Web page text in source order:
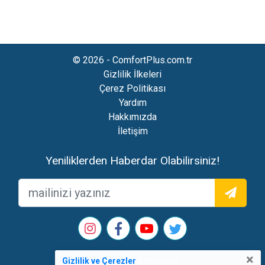
© 2026 - ComfortPlus.com.tr
Gizlilik İlkeleri
Çerez Politikası
Yardım
Hakkımızda
İletişim
Yeniliklerden Haberdar Olabilirsiniz!
Web Tasarım & Program
Gizlilik ve Çerezler ×